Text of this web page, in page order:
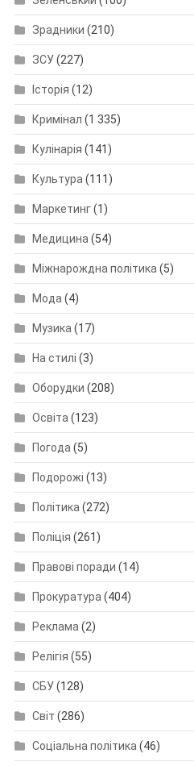
Зрадники (210)
ЗСУ(227)
Історія (12)
Кримінал (1 335)
Кулінарія (141)
Культура(111)
Маркетинг(1)
Медицина(54)
Міжнарождна політика(5)
Мода(4)
Музика(17)
На стилі (3)
Оборудки (208)
Освіта(123)
Погода(5)
Подорожі (13)
Політика(272)
Поліція (261)
Правові поради (14)
Прокуратура(404)
Реклама(2)
Релігія (55)
СБУ(128)
Світ (286)
Соціальна політика(46)